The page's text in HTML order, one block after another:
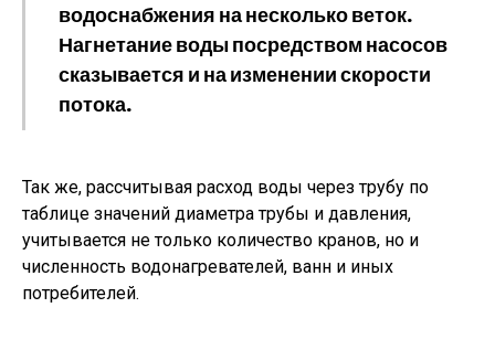
водоснабжения на несколько веток.
Нагнетание воды посредством насосов
сказывается и на изменении скорости
потока.
Так же, рассчитывая расход воды через трубу по
таблице значений диаметра трубы и давления,
учитывается не только количество кранов, но и
численность водонагревателей, ванн и иных
потребителей.